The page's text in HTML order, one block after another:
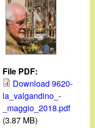
File PDF:
Download 9620-
la_valgandino_-
_maggio_2018.pdf
(3.87 MB)